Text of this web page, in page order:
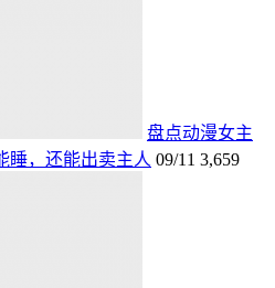
盘点动漫女主
睡，还能出卖主人 09/11 3,659